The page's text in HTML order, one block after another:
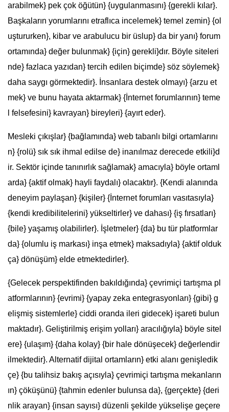
arabilmek} pek çok öğütün} {uygulanmasını} {gerekli kılar}.
Başkaların yorumlarını etraflıca incelemek} temel zemin} {ol
uştururken}, kibar ve arabulucu bir üslup} da bir yanı} forum
ortamında} değer bulunmak} {için} gerekli}dır. Böyle siteleri
nde} fazlaca yazıdan} tercih edilen biçimde} söz söylemek}
daha saygı görmektedir}. İnsanlara destek olmayı} {arzu et
mek} ve bunu hayata aktarmak} {İnternet forumlarının} teme
l felsefesini} kavrayan} bireyleri} {ayırt eder}.
Mesleki çıkışlar} {bağlamında} web tabanlı bilgi ortamlarını
n} {rolü} sık sık ihmal edilse de} inanılmaz derecede etkili}d
ir. Sektör içinde tanınırlık sağlamak} amacıyla} böyle ortaml
arda} {aktif olmak} hayli faydalı} olacaktır}. {Kendi alanında
deneyim paylaşan} {kişiler} {İnternet forumları vasıtasıyla}
{kendi kredibilitelerini} yükseltirler} ve dahası} {iş fırsatları}
{bile} yaşamış olabilirler}. İşletmeler} {da} bu tür platformlar
da} {olumlu iş markası} inşa etmek} maksadıyla} {aktif olduk
ça} dönüşüm} elde etmektedirler}.
{Gelecek perspektifinden bakıldığında} çevrimiçi tartışma pl
atformlarının} {evrimi} {yapay zeka entegrasyonları} {gibi} g
elişmiş sistemlerle} ciddi oranda ileri gidecek} işareti bulun
maktadır}. Geliştirilmiş erişim yolları} aracılığıyla} böyle sitel
ere} {ulaşım} {daha kolay} {bir hale dönüşecek} değerlendir
ilmektedir}. Alternatif dijital ortamların} etki alanı genişledik
çe} {bu talihsiz bakış açısıyla} çevrimiçi tartışma mekanların
ın} çöküşünü} {tahmin edenler bulunsa da}, {gerçekte} {deri
nlik arayan} {insan sayısı} düzenli şekilde yükselişe geçere